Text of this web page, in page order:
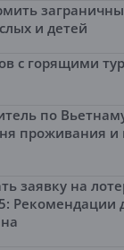
и детей
с горящими
по
проживания и
заявку на
Рекомендации